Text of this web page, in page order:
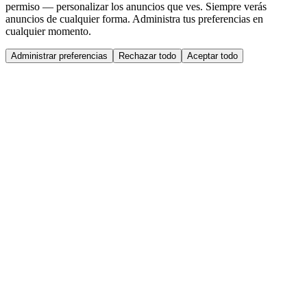
permiso — personalizar los anuncios que ves. Siempre verás
anuncios de cualquier forma. Administra tus preferencias en
cualquier momento.
Administrar preferencias Rechazar todo Aceptar todo